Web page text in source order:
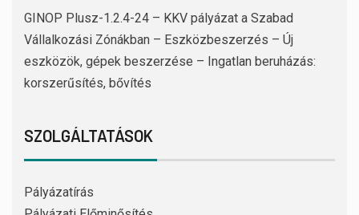
GINOP Plusz-1.2.4-24 – KKV pályázat a Szabad
Vállalkozási Zónákban – Eszközbeszerzés – Új
eszközök, gépek beszerzése – Ingatlan beruházás:
korszerűsítés, bővítés
SZOLGÁLTATÁSOK
Pályázatírás